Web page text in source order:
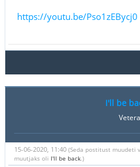
https://youtu.be/Pso1zEBycj0
I'll be
15-06-2020, 11:40 (Seda postitust muudeti
muutjaks oli I'll be back.)